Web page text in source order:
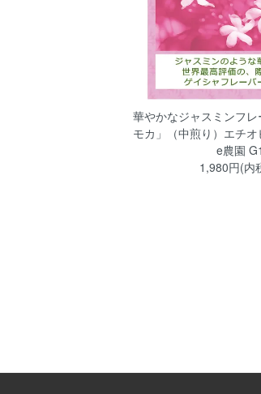
華やかなジャスミンフ
モカ」（中煎り）エチ
e農園 G1
1,980円(内